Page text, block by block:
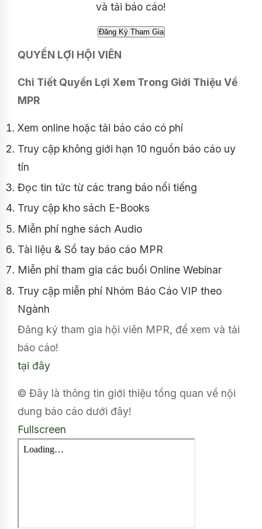
và tải báo cáo!
QUYỀN LỢI HỘI VIÊN
Chi Tiết Quyền Lợi Xem Trong Giới Thiệu Về
MPR
Xem online hoặc tải báo cáo có phí
Truy cập không giới hạn 10 nguồn báo cáo uy
tín
Đọc tin tức từ các trang báo nổi tiếng
Truy cập kho sách E-Books
Miễn phí nghe sách Audio
Tài liệu & Sổ tay báo cáo MPR
Miễn phí tham gia các buổi Online Webinar
Truy cập miễn phí Nhóm Báo Cáo VIP theo
Ngành
Đăng ký tham gia hội viên MPR, để xem và tải
báo cáo!
tại đây
© Đây là thông tin giới thiệu tổng quan về nội
dung báo cáo dưới đây!
Fullscreen